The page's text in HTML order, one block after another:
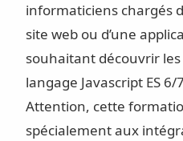
informaticiens chargés
site web ou d’une
souhaitant découvrir
langage Javascript ES 6/
Attention, cette
spécialement aux